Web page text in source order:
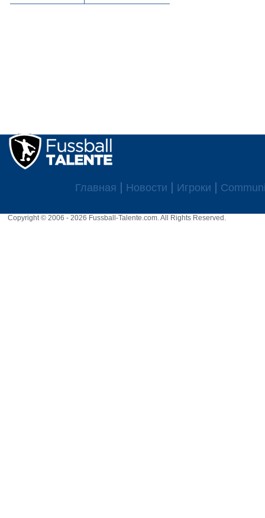
Главная Новости Игроки
Copyright © 2006 - 2026 Fussball-Talente.com. All Rights Reserved.